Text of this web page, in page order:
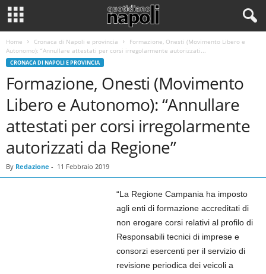
Home Cronaca di Napoli e provincia
Formazione, Onesti (Movimento Libero e
Autonomo): “Annullare attestati per corsi irregolarmente autorizzati...
CRONACA DI NAPOLI E PROVINCIA
Formazione, Onesti (Movimento
Libero e Autonomo): “Annullare
attestati per corsi irregolarmente
autorizzati da Regione”
By Redazione - 11 Febbraio 2019
“La Regione Campania ha imposto
agli enti di formazione accreditati di
non erogare corsi relativi al profilo di
Responsabili tecnici di imprese e
consorzi esercenti per il servizio di
revisione periodica dei veicoli a